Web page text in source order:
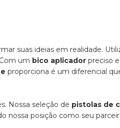
suas ideias em realidade.
um bico aplicador preciso
proporciona é um diferencial
Nossa seleção de pistolas de
nossa posição como seu